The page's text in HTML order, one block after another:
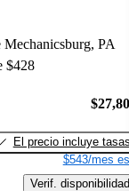
PA
$428
El precio incluye tasas
$543/mes
Verif. disponibilidad